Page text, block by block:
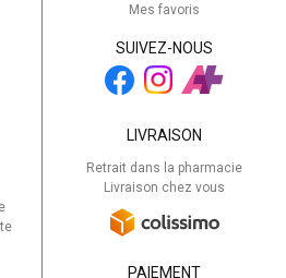
Mes favoris
SUIVEZ-NOUS
LIVRAISON
Retrait dans la pharmacie
Livraison chez vous
PAIEMENT